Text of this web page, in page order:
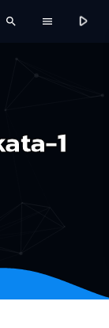
search menu play_arrow
1